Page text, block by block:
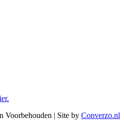
Voorbehouden | Site by Converzo.nl